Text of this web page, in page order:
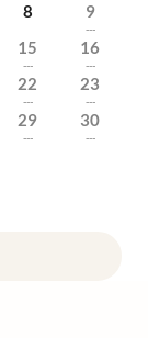
8 9
---
15
---
16
---
22
---
23
---
29
---
30
---